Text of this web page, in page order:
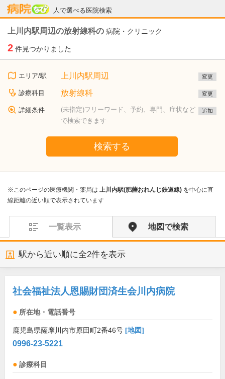
人で選べる医院検索
病院なび
上川内駅周辺の放射線科の 病院・クリニック
2 件見つかりました
エリア/駅 上川内駅周辺 変更
診療科目 放射線科 変更
詳細条件
(未指定)フリーワード、予約、専門、症状など
で検索できます
追加
検索する
※このページの医療機関・薬局は 上川内駅(肥薩おれんじ鉄道線) を中心に直
線距離の近い順で表示されています
一覧表示 地図で検索
駅から近い順に全2件を表示
社会福祉法人恩賜財団済生会川内病院
所在地・電話番号
鹿児島県薩摩川内市原田町2番46号 [地図]
0996-23-5221
診療科目